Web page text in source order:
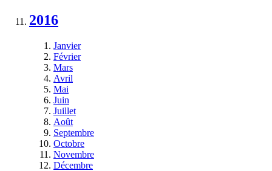
2016
Janvier
Février
Mars
Avril
Mai
Juin
Juillet
Août
Septembre
Octobre
Novembre
Décembre